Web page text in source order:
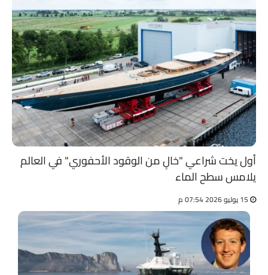
أول يخت شراعي "خالٍ من الوقود الأحفوري" في العالم
يلامس سطح الماء